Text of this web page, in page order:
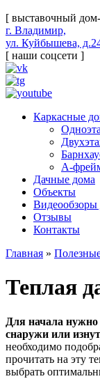
[ выставочный
г. Владимир,
ул. Куйбышева,
[ наши соцсети ]
Каркасные
А-
Дачные дома
Объекты
Видеообзоры
Отзывы
Контакты
Главная »
Теплая
Для начала нужно
снаружи или
необходимо
прочитать на эту
выбрать